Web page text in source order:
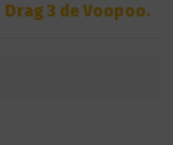
Drag 3 de Voopoo.